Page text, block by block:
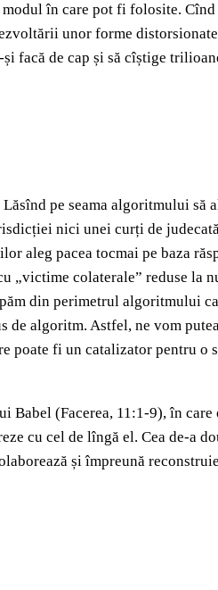
în care pot fi folosite.
unor forme
și facă de cap și să cîștige
pe seama algoritmului să
nici unei curți de
aleg pacea tocmai pe baza
colaterale” reduse la
din perimetrul algoritmului
algoritm. Astfel, ne vom
poate fi un catalizator pentru
Babel (Facerea, 11:1-9), în
cu cel de lîngă el. Cea de-
și împreună